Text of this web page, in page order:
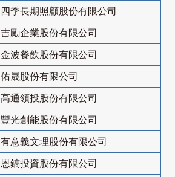
四季長期照顧股份有限公司
吉勵企業股份有限公司
金波餐飲股份有限公司
佑晟股份有限公司
高通領投股份有限公司
豐光創能股份有限公司
有意義文理股份有限公司
恩鎬投資股份有限公司